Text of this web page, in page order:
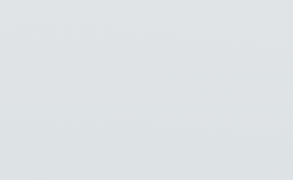
Saphir ontwikkelt al
machines die zijn